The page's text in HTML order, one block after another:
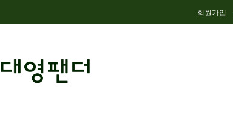
회원가입